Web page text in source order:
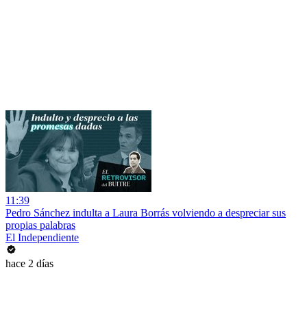
11:39
Pedro Sánchez indulta a Laura Borrás volviendo a despreciar sus
propias palabras
El Independiente
hace 2 días